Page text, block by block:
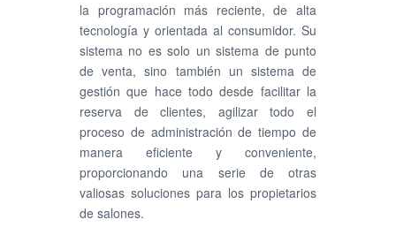
la programación más reciente, de alta
tecnología y orientada al consumidor. Su
sistema no es solo un sistema de punto
de venta, sino también un sistema de
gestión que hace todo desde facilitar la
reserva de clientes, agilizar todo el
proceso de administración de tiempo de
manera eficiente y conveniente,
proporcionando una serie de otras
valiosas soluciones para los propietarios
de salones.